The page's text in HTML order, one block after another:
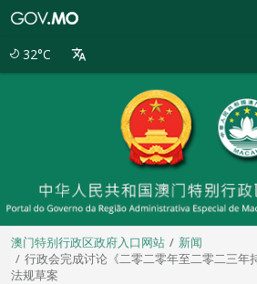
32°C
澳门特别行政区政府入口网站
新闻
行政会完成讨论《二零二零年至二零二三年
法规草案